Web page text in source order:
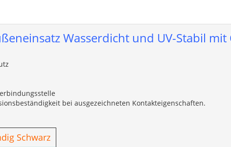
Wasserdicht und UV-Stabil mit
bei ausgezeichneten Kontakteigenschaften.
Schwarz